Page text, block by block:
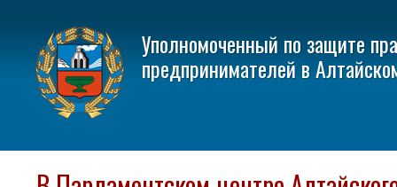
Уполномоченный по защите
предпринимателей в